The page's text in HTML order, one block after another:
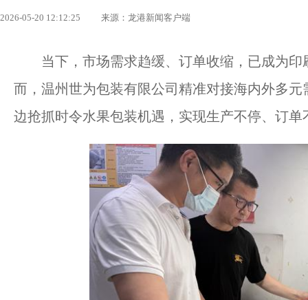
2026-05-20 12:12:25 来源：龙港新闻客户端
当下，市场需求趋缓、订单收缩，已成为印
而，温州世为包装有限公司精准对接海内外多
边抢抓时令水果包装机遇，实现生产不停、订单